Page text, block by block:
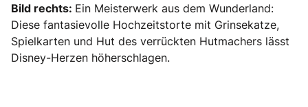
Bild rechts: Ein Meisterwerk aus dem Wunderland:
Diese fantasievolle Hochzeitstorte mit Grinsekatze,
Spielkarten und Hut des verrückten Hutmachers lässt
Disney-Herzen höherschlagen.